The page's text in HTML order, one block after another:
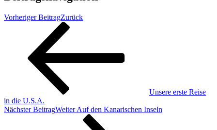
Vorheriger BeitragZurück
Unsere erste Reise
in die U.S.A.
Nächster BeitragWeiter Auf den Kanarischen Inseln